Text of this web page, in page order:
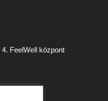
FeelWell központ